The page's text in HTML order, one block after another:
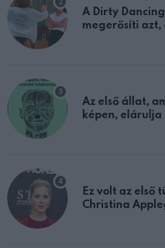
A Dirty
megerősíti azt,
Az első állat,
képen, elárulja
Ez volt az első
Christina